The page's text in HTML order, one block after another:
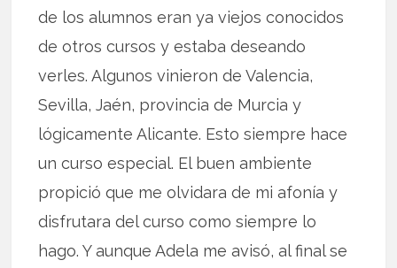
de los alumnos eran ya viejos conocidos
de otros cursos y estaba deseando
verles. Algunos vinieron de Valencia,
Sevilla, Jaén, provincia de Murcia y
lógicamente Alicante. Esto siempre hace
un curso especial. El buen ambiente
propició que me olvidara de mi afonía y
disfrutara del curso como siempre lo
hago. Y aunque Adela me avisó, al final se